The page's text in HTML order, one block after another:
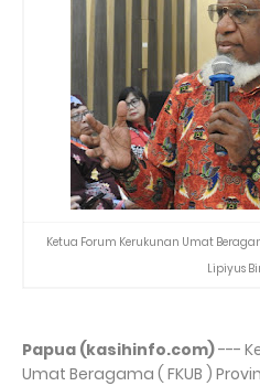
Ketua Forum Kerukunan Umat
Lipiyus
Papua (kasihinfo.com)---
Umat Beragama ( FKUB )